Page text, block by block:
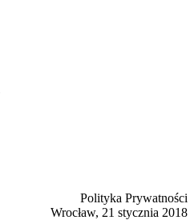
Polityka Prywatności
Wrocław, 21 stycznia 2018